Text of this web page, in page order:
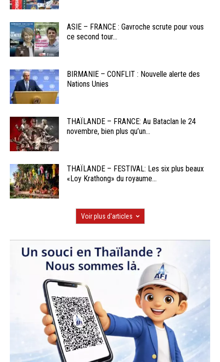
ASIE – FRANCE : Gavroche scrute pour vous
ce second tour...
BIRMANIE – CONFLIT : Nouvelle alerte des
Nations Unies
THAÏLANDE – FRANCE: Au Bataclan le 24
novembre, bien plus qu’un...
THAÏLANDE – FESTIVAL: Les six plus beaux
«Loy Krathong» du royaume...
Voir plus d'articles